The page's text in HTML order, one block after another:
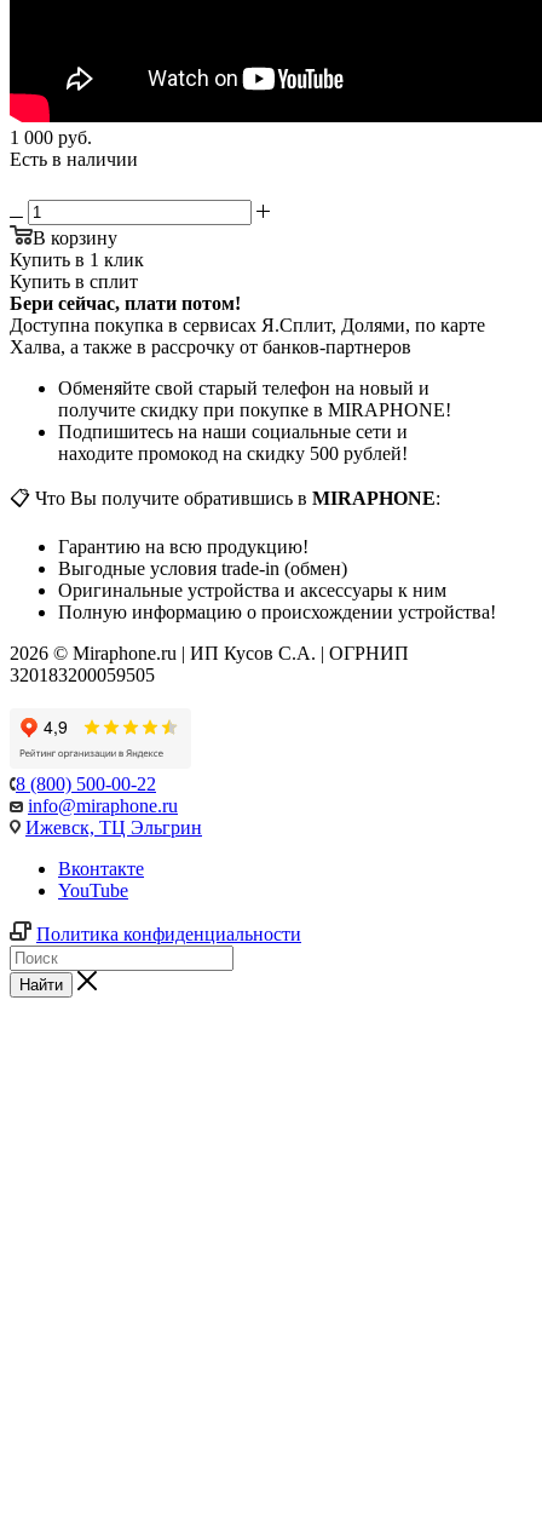
1 000 руб.
Есть в наличии
В корзину
Купить в 1 клик
Купить в сплит
Бери сейчас, плати потом!
Доступна покупка в сервисах Я.Сплит, Долями, по карте
Халва, а также в рассрочку от банков-партнеров
Обменяйте свой старый телефон на новый и
получите скидку при покупке в MIRAPHONE!
Подпишитесь на наши социальные сети и
находите промокод на скидку 500 рублей!
📋 Что Вы получите обратившись в MIRAPHONE:
Гарантию на всю продукцию!
Выгодные условия trade-in (обмен)
Оригинальные устройства и аксессуары к ним
Полную информацию о происхождении устройства!
2026 © Miraphone.ru | ИП Кусов С.А. | ОГРНИП
320183200059505
8 (800) 500-00-22
info@miraphone.ru
Ижевск, ТЦ Эльгрин
Вконтакте
YouTube
Политика конфиденциальности
Найти